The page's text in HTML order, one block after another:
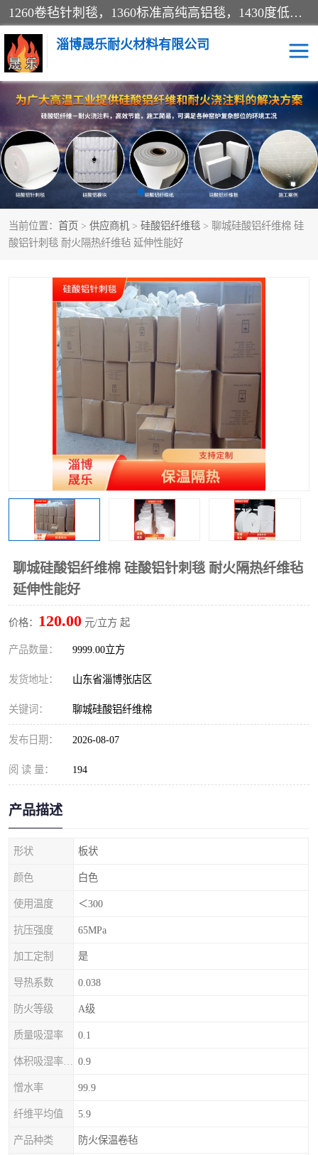
1260卷毡针刺毯，1360标准高纯高铝毯，1430度低锆锆铝含锆毯，普通挡渣棉卷毡，防火纸、挡火板、隔热垫片模块、棉块、折叠块、散棉高温固化剂价格规格密度多少钱图片视频立方平米参数指标
淄博晟乐耐火材料有限公司
当前位置： 首页 > 供应商机 > 硅酸铝纤维毯 > 聊城硅酸铝纤维棉 硅
酸铝针刺毯 耐火隔热纤维毡 延伸性能好
聊城硅酸铝纤维棉 硅酸铝针刺毯 耐火隔热纤维毡
延伸性能好
价格： 120.00 元/立方 起
产品数量： 9999.00立方
发货地址： 山东省淄博张店区
关键词： 聊城硅酸铝纤维棉
发布日期： 2026-08-07
阅 读 量： 194
产品描述
形状 板状
颜色 白色
使用温度 ＜300
抗压强度 65MPa
加工定制 是
导热系数 0.038
防火等级 A级
质量吸湿率 0.1
0.9
憎水率 99.9
纤维平均值 5.9
产品种类 防火保温卷毡
硅酸铝挡渣棉 硅酸铝纤维纸
硅酸铝挡火板 高铝毯
含锆毯 硅酸铝折叠块
硅酸铝散棉 硅酸铝纤维毯
硅酸铝纤维毡 硅酸铝模块
硅酸铝保温棉 硅酸铝板